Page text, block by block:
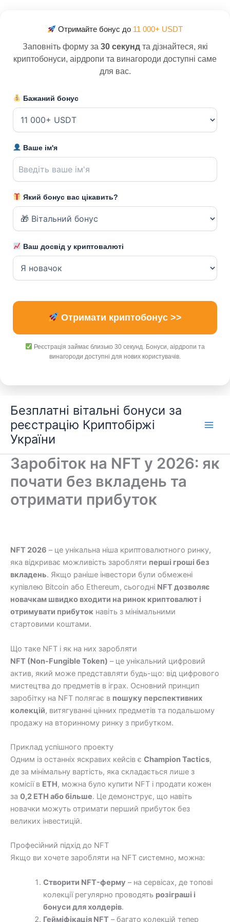
Отримайте бонус до 11 000+ USDT
Заповніть форму за 30 секундта дізнайтеся, які
криптобонуси, аірдропи та винагороди доступні саме
для вас.
Бажаний бонус
Ваше ім'я
Який бонус вас цікавить?
Ваш досвід у криптовалюті
Отримати криптобонус >>
Реєстрація займає близько 30 секунд. Бонуси, аірдропи та
винагороди доступні для нових користувачів.
вмісту
Безплатні вітальні бонуси за
реєстрацію Криптобіржі
України
Заробіток на NFT у 2026: як
почати без вкладень та
отримати прибуток
NFT 2026 – це унікальна нішa криптовалютного ринку,
яка відкриває можливість заробляти перші гроші без
вкладень. Якщо раніше інвестори були обмежені
купівлею Bitcoin або Ethereum, сьогодні NFT дозволяє
новачкам швидко входити на ринок криптовалют і
отримувати прибуток навіть з мінімальними
стартовими коштами.
Що таке NFT і як на них заробляти
NFT (Non-Fungible Token) – це унікальний цифровий
актив, який може представляти будь-що: від цифрового
мистецтва до предметів в іграх. Основний принцип
заробітку на NFT полягає в пошуку перспективних
колекцій, витягуванні цінних предметів та подальшому
продажу на вторинному ринку з прибутком.
Приклад успішного проекту
Одним із останніх яскравих кейсів є Champion Tactics,
де за мінімальну вартість, яка складається лише з
комісії в ETH, можна було купити NFT і продати кожен
за 0,2 ETH або більше. Це демонструє, що навіть
новачки можуть отримати перший прибуток без
великих інвестицій.
Професійний підхід до NFT
Якщо ви хочете заробляти на NFT системно, можна:
Створити NFT-ферму – на сервісах, де топові
колекції регулярно проводять розіграші і
бонуси для холдерів.
Гейміфікація NFT– багато колекцій тепер